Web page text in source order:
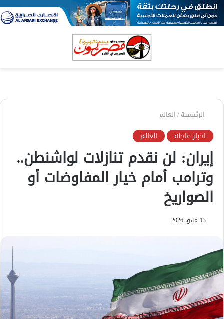
الرئيسية/العالم
اخبار عاجله العالم
إيران: لن نقدم تنازلات لواشنطن..
وترامب أمام خيار المفاوضات أو
الصواريخ
13 مايو، 2026